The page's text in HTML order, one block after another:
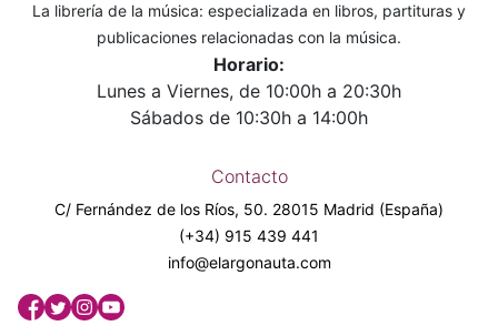
La librería de la música: especializada en libros, partituras y
publicaciones relacionadas con la música.
Horario:
Lunes a Viernes, de 10:00h a 20:30h
Sábados de 10:30h a 14:00h
Contacto
C/ Fernández de los Ríos, 50. 28015 Madrid (España)
(+34) 915 439 441
info@elargonauta.com